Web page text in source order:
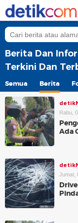
Berita Dan
Terkini Dan
Semua Berita
Rabu,
Ada
Jumat,